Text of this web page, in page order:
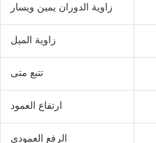
زاوية الدوران يمين ويسار
زاوية الميل
تتبع متى
ارتفاع العمود
الرفع العمودي